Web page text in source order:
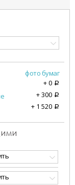
фото бумаг
+0 a
+300 a
+ 1 520 a